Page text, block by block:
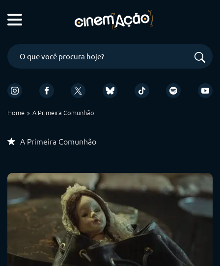
Home A Primeira Comunhão
A Primeira Comunhão